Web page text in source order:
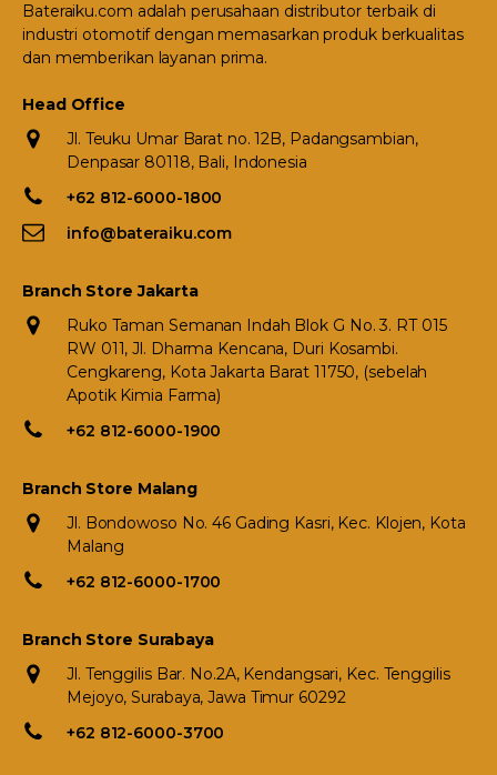
Bateraiku.com adalah perusahaan distributor terbaik di
industri otomotif dengan memasarkan produk berkualitas
dan memberikan layanan prima.
Head Office
Jl. Teuku Umar Barat no. 12B, Padangsambian,
Denpasar 80118, Bali, Indonesia
+62 812-6000-1800
info@bateraiku.com
Branch Store Jakarta
Ruko Taman Semanan Indah Blok G No. 3. RT 015
RW 011, Jl. Dharma Kencana, Duri Kosambi.
Cengkareng, Kota Jakarta Barat 11750, (sebelah
Apotik Kimia Farma)
+62 812-6000-1900
Branch Store Malang
Jl. Bondowoso No. 46 Gading Kasri, Kec. Klojen, Kota
Malang
+62 812-6000-1700
Branch Store Surabaya
Jl. Tenggilis Bar. No.2A, Kendangsari, Kec. Tenggilis
Mejoyo, Surabaya, Jawa Timur 60292
+62 812-6000-3700